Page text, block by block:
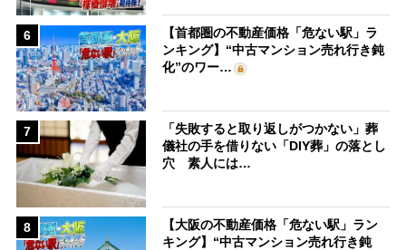
6
【首都圏の不動産価格「危ない駅」ラ
ンキング】“中古マンション売れ行き鈍
化”のワー…
7
「失敗すると取り返しがつかない」葬
儀社の手を借りない「DIY葬」の落とし
穴 素人には…
8
【大阪の不動産価格「危ない駅」ラン
キング】“中古マンション売れ行き鈍